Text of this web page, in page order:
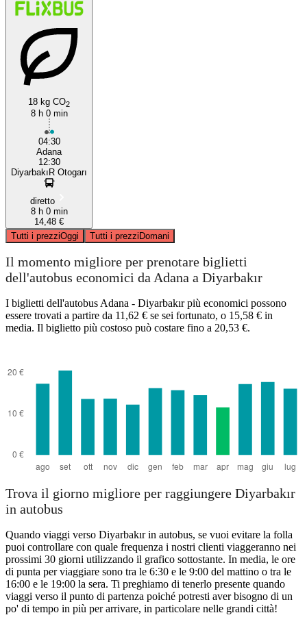
18 kg CO2
8 h 0 min
04:30
Adana
12:30
DiyarbakıR Otogarı
diretto
8 h 0 min
14,48 €
Tutti i prezziOggi Tutti i prezziDomani
Il momento migliore per prenotare biglietti
dell'autobus economici da Adana a Diyarbakır
I biglietti dell'autobus Adana - Diyarbakır più economici possono
essere trovati a partire da 11,62 € se sei fortunato, o 15,58 € in
media. Il biglietto più costoso può costare fino a 20,53 €.
Trova il giorno migliore per raggiungere Diyarbakır
in autobus
Quando viaggi verso Diyarbakır in autobus, se vuoi evitare la folla
puoi controllare con quale frequenza i nostri clienti viaggeranno nei
prossimi 30 giorni utilizzando il grafico sottostante. In media, le ore
di punta per viaggiare sono tra le 6:30 e le 9:00 del mattino o tra le
16:00 e le 19:00 la sera. Ti preghiamo di tenerlo presente quando
viaggi verso il punto di partenza poiché potresti aver bisogno di un
po' di tempo in più per arrivare, in particolare nelle grandi città!